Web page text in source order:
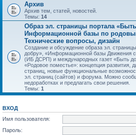
Архив
Архив тем, статей, новостей.
Темы: 14
Образ эл. страницы портала
Информационной базы по
Технические вопросы, дизайн
Создание и обсуждение образа эл.
добру», «Информационной базы Движения
(ИБ ДСРП) и международных газет «Быть
«Родовое поместье»: концепция развития,
страниц, новые функциональные
эл. страниц (сайтов) и форума. Можно
недоработках и предлагать свои решения.
Темы: 1
ВХОД
Имя пользователя:
Пароль: